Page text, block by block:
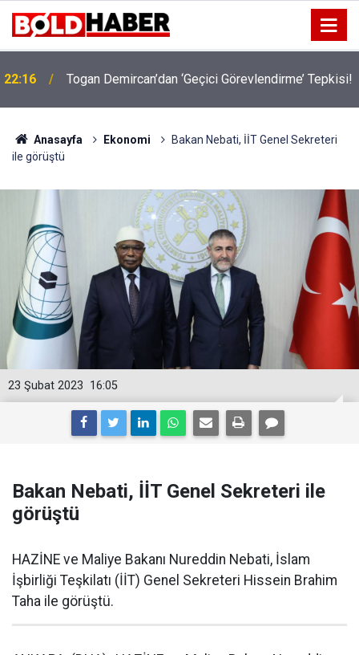
22:16 Togan Demircan’dan ‘Geçici Görevlendirme’ Tepkisi!
Anasayfa Ekonomi
Bakan Nebati, İİT Genel Sekreteri
ile görüştü
16:05
23 Şubat 2023
Bakan Nebati, İİT Genel Sekreteri ile
görüştü
HAZİNE ve Maliye Bakanı Nureddin Nebati, İslam
İşbirliği Teşkilatı (İİT) Genel Sekreteri Hissein Brahim
Taha ile görüştü.